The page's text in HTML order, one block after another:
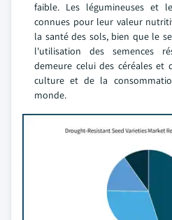
faible. Les légumineuses et
connues pour leur valeur
la santé des sols, bien que le
l'utilisation des semences
demeure celui des céréales et
culture et de la
monde.